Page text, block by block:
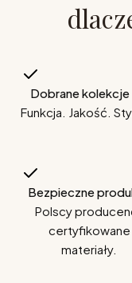
Dobrane kolekcje
Funkcja. Jakość.
Bezpieczne
Polscy
certyfikowane
materiały.